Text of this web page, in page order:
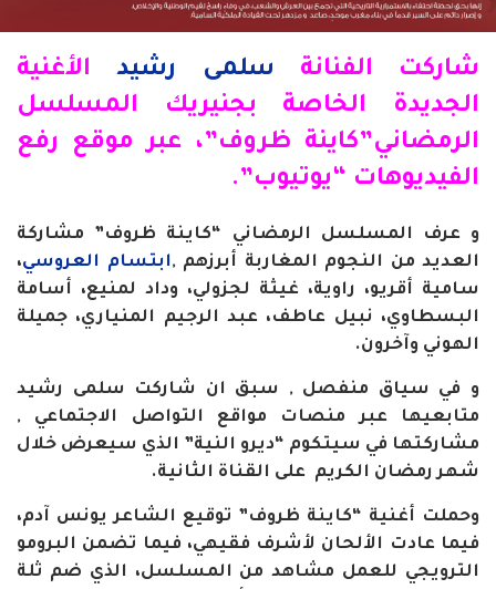
شاركت الفنانة سلمى رشيدالأغنية
الجديدة الخاصة بجنيريك المسلسل
الرمضاني”كاينة ظروف”، عبر موقع رفع
الفيديوهات “يوتيوب”.
و عرف المسلسل الرمضاني “كاينة ظروف” مشاركة
العديد من النجوم المغاربة أبرزهم ,ابتسام العروسي،
سامية أقريو، راوية، غيثة لجزولي، وداد لمنيع، أسامة
البسطاوي، نبيل عاطف، عبد الرجيم المنياري، جميلة
الهوني وآخرون.
و في سياق منفصل , سبق ان شاركت سلمى رشيد
متابعيها عبر منصات مواقع التواصل الاجتماعي ,
مشاركتها في سيتكوم “ديرو النية” الذي سيعرض خلال
شهر رمضان الكريم على القناة الثانية.
وحملت أغنية “كاينة ظروف” توقيع الشاعر يونس آدم،
فيما عادت الألحان لأشرف فقيهي، فيما تضمن البرومو
الترويجي للعمل مشاهد من المسلسل، الذي ضم ثلة